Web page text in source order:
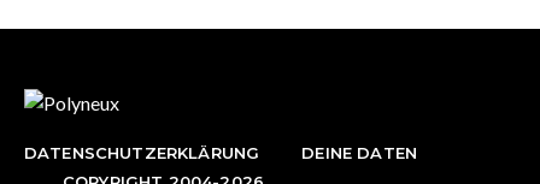
DATENSCHUTZERKLÄRUNG
DEINE DATEN